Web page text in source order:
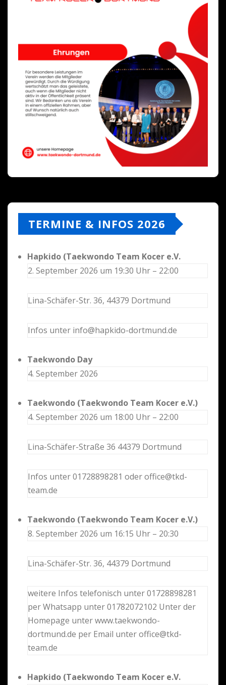
TERMINE & INFOS 2026
Hapkido (Taekwondo Team Kocer e.V.
2. September 2026 um 19:30 Uhr – 22:00
Lina-Schäfer-Str. 36, 44379 Dortmund
Infos unter info@hapkido-dortmund.de
Taekwondo Day
4. September 2026
Taekwondo (Taekwondo Team Kocer e.V.)
4. September 2026 um 18:00 Uhr – 22:00
Lina-Schäfer-Straße 36 44379 Dortmund
Infos unter 01728898281 oder office@tkd-
team.de
Taekwondo (Taekwondo Team Kocer e.V.)
8. September 2026 um 16:15 Uhr – 20:30
Lina-Schäfer-Str. 36, 44379 Dortmund
weitere Infos telefonisch unter 01728898281
per Whatsapp unter 01782072102 Unter der
Homepage unter www.taekwondo-
dortmund.de per Email unter office@tkd-
team.de
Hapkido (Taekwondo Team Kocer e.V.